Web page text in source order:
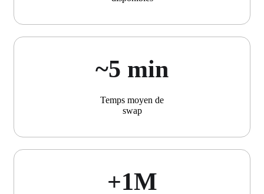
~5 min
Temps moyen de
swap
+1М